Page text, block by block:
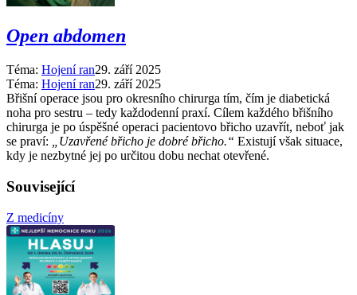
Open abdomen
Téma: Hojení ran29. září 2025
Téma: Hojení ran29. září 2025
Břišní operace jsou pro okresního chirurga tím, čím je diabetická
noha pro sestru –⁠ tedy každodenní praxí. Cílem každého břišního
chirurga je po úspěšné operaci pacientovo břicho uzavřít, neboť jak
se praví:
„Uzavřené břicho je dobré břicho.“ Existují však situace,
kdy je nezbytné jej po určitou dobu nechat otevřené.
Související
Z medicíny